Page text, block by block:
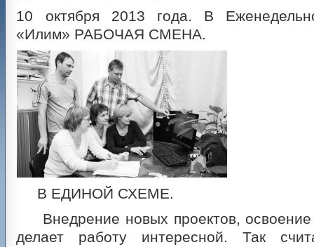
10 октября 2013 года. В
«Илим» РАБОЧАЯ СМЕНА.
В ЕДИНОЙ СХЕМЕ.
Внедрение новых проектов, освоение
делает работу интересной. Так